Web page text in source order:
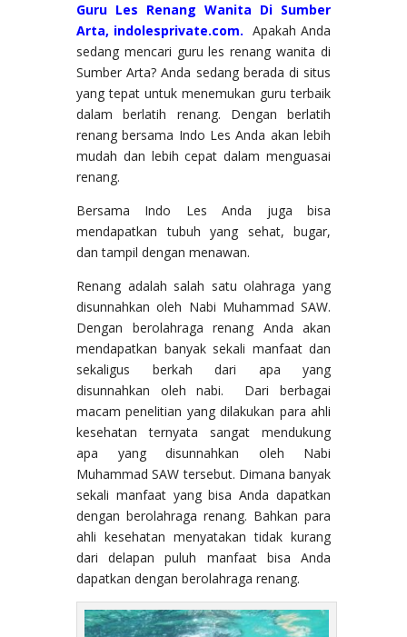
Guru Les Renang Wanita Di Sumber
Arta, indolesprivate.com. Apakah Anda
sedang mencari guru les renang wanita di
Sumber Arta? Anda sedang berada di situs
yang tepat untuk menemukan guru terbaik
dalam berlatih renang. Dengan berlatih
renang bersama Indo Les Anda akan lebih
mudah dan lebih cepat dalam menguasai
renang.
Bersama Indo Les Anda juga bisa
mendapatkan tubuh yang sehat, bugar,
dan tampil dengan menawan.
Renang adalah salah satu olahraga yang
disunnahkan oleh Nabi Muhammad SAW.
Dengan berolahraga renang Anda akan
mendapatkan banyak sekali manfaat dan
sekaligus berkah dari apa yang
disunnahkan oleh nabi. Dari berbagai
macam penelitian yang dilakukan para ahli
kesehatan ternyata sangat mendukung
apa yang disunnahkan oleh Nabi
Muhammad SAW tersebut. Dimana banyak
sekali manfaat yang bisa Anda dapatkan
dengan berolahraga renang. Bahkan para
ahli kesehatan menyatakan tidak kurang
dari delapan puluh manfaat bisa Anda
dapatkan dengan berolahraga renang.